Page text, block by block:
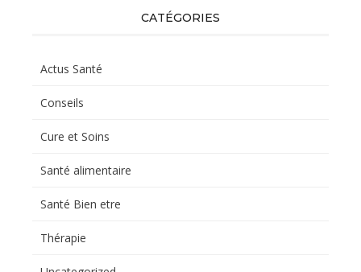
CATÉGORIES
Actus Santé
Conseils
Cure et Soins
Santé alimentaire
Santé Bien etre
Thérapie